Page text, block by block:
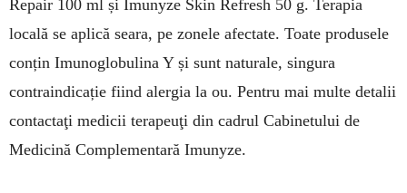
Repair 100 ml și Imu­nyze Skin Refresh 50 g. Terapia
locală se aplică seara, pe zonele afectate. Toate produsele
conțin Imunoglobulina Y și sunt naturale, singura
contraindicație fiind alergia la ou. Pentru mai multe detalii
contactaţi medicii terapeuţi din cadrul Cabinetului de
Medicină Complementară Imunyze.